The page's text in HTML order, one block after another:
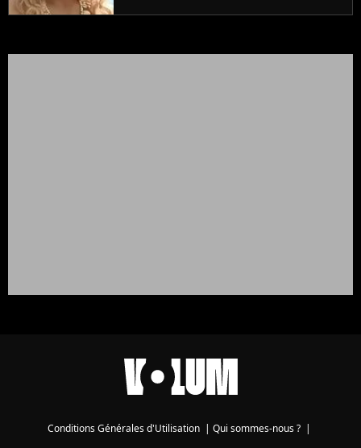
Conditions Générales d'Utilisation | Qui sommes-nous ? |